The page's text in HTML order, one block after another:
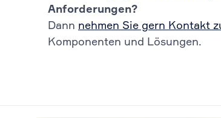
Anforderungen?
Dann nehmen Sie gern Kontakt
Komponenten und Lösungen.